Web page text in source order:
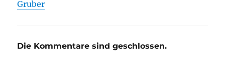
Gruber
Die Kommentare sind geschlossen.